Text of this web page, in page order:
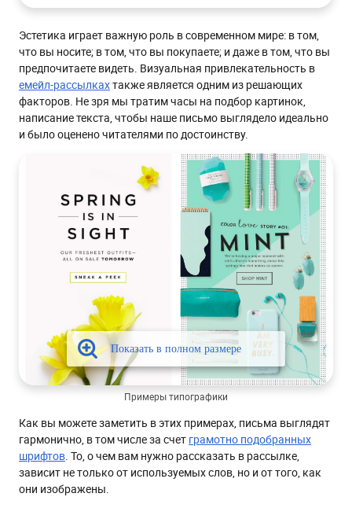
Из чего состоит типографика?
Как выбрать шрифт при дизайне рассылок
1. Используйте безопасные гарнитуры
2. Гарнитура в письмах должна быть легко читаема
3. Используйте веб-шрифты
4. Не используйте больше 2-х гарнитур
Как почтовые клиенты отображают шрифты
Как выбрать запасные шрифты
Цвет гарнитуры в рассылках
Чек-лист - еще раз о главном
Эстетика играет важную роль в современном мире: в том,
что вы носите; в том, что вы покупаете; и даже в том, что вы
предпочитаете видеть. Визуальная привлекательность в
емейл-рассылкахтакже является одним из решающих
факторов. Не зря мы тратим часы на подбор картинок,
написание текста, чтобы наше письмо выглядело идеально
и было оценено читателями по достоинству.
Примеры типографики
Как вы можете заметить в этих примерах, письма выглядят
гармонично, в том числе за счет грамотно подобранных
шрифтов. То, о чем вам нужно рассказать в рассылке,
зависит не только от используемых слов, но и от того, как
они изображены.